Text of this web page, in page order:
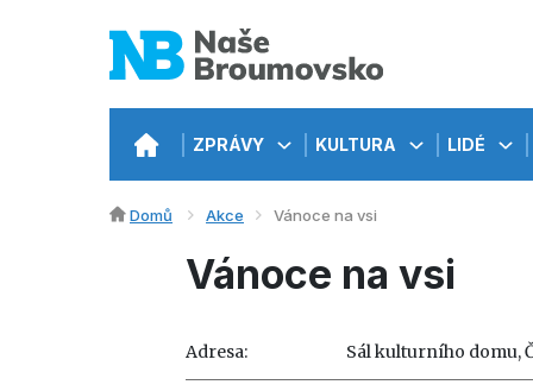
Domů Akce Vánoce na vsi
Vánoce na vsi
Adresa: Sál kulturního domu,
ZPRÁVY KULTURA LIDÉ